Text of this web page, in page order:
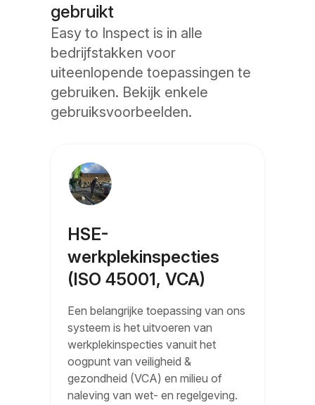
gebruikt
Easy to Inspect is in alle
bedrijfstakken voor
uiteenlopende toepassingen te
gebruiken. Bekijk enkele
gebruiksvoorbeelden.
HSE-
werkplekinspecties
(ISO 45001, VCA)
Een belangrijke toepassing van ons
systeem is het uitvoeren van
werkplekinspecties vanuit het
oogpunt van veiligheid &
gezondheid (VCA) en milieu of
naleving van wet- en regelgeving.